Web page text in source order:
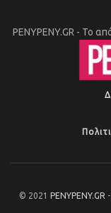
PENYPENY.GR - Το
© 2021 PENYPENY.GR